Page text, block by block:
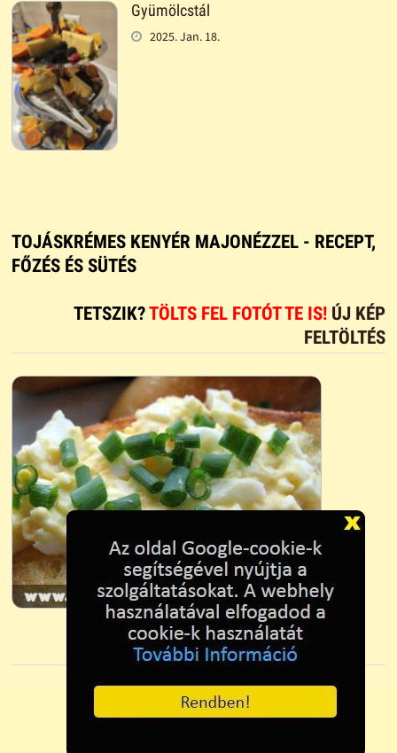
Gyümölcstál
2025. Jan. 18.
TOJÁSKRÉMES KENYÉR MAJONÉZZEL - RECEPT,
FŐZÉS ÉS SÜTÉS
TETSZIK?TÖLTS FEL FOTÓT TE IS! ÚJ KÉP
FELTÖLTÉS